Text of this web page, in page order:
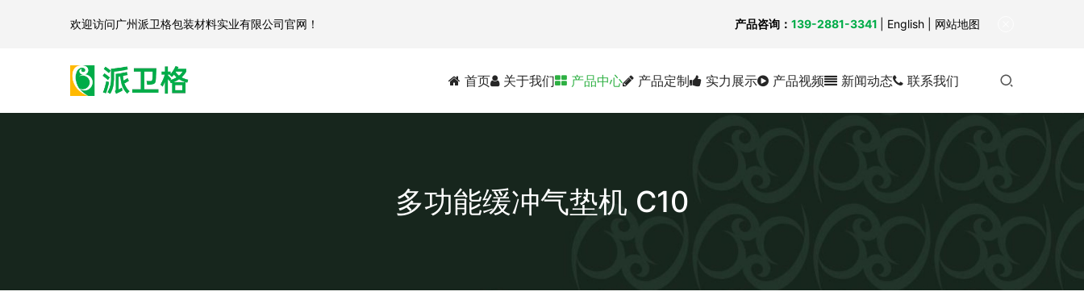
首页 关于我们 产品中心 产品定制 实力展示 产品视频 新闻动态 联系我们
多功能缓冲气垫机 C10
欢迎访问广州派卫格包装材料实业有限公司官网 ！ 产品咨询： 139-2881-3341 English | 网站地图